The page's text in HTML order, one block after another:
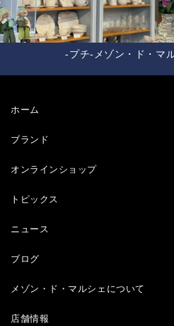
-プチ-メゾン・ド・マ
ホーム
ブランド
オンラインショップ
トピックス
ニュース
ブログ
メゾン・ド・マルシェについて
店舗情報